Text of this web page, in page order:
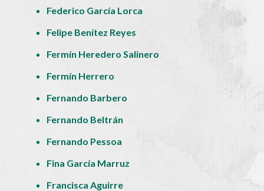
Federico García Lorca
Felipe Benítez Reyes
Fermín Heredero Salinero
Fermín Herrero
Fernando Barbero
Fernando Beltrán
Fernando Pessoa
Fina García Marruz
Francisca Aguirre